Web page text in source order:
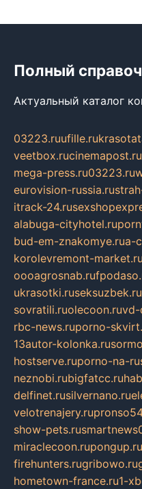
Полный
Актуальный каталог
03223.ruufille.ru
veetbox.rucinemapost.ru
mega-press.ru03223.ru
eurovision-russia.ru
itrack-24.ru
alabuga-cityhotel.ru
bud-em-znakomye.rua-
korolevremont-market.ru
oooagrosnab.ru
ukrasotki.ruseksuzbek.ru
sovratili.ruolecoon.ruvd-
rbc-news.ruporno-
13autor-kolonka.ru
hostserve.ruporno-na-
neznobi.rubigfatcc.ru
delfinet.rusilvernano.ru
velotrenajery.ru
show-pets.ru
miraclecoon.rupongup.ru
firehunters.rugribowo.ru
hometown-france.ru1-